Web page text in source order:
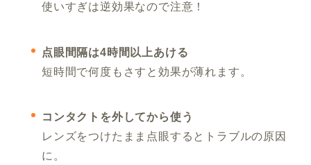
使いすぎは逆効果なので注意！
点眼間隔は4時間以上あける
短時間で何度もさすと効果が薄れます。
コンタクトを外してから使う
レンズをつけたまま点眼するとトラブルの原因
に。